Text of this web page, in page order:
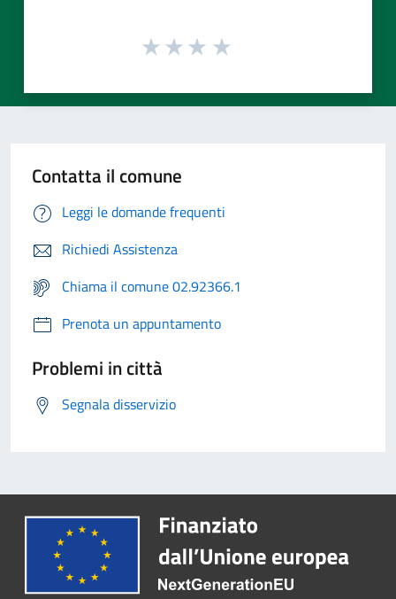
Contatta il comune
Leggi le domande frequenti
Richiedi Assistenza
Chiama il comune 02.92366.1
Prenota un appuntamento
Problemi in città
Segnala disservizio